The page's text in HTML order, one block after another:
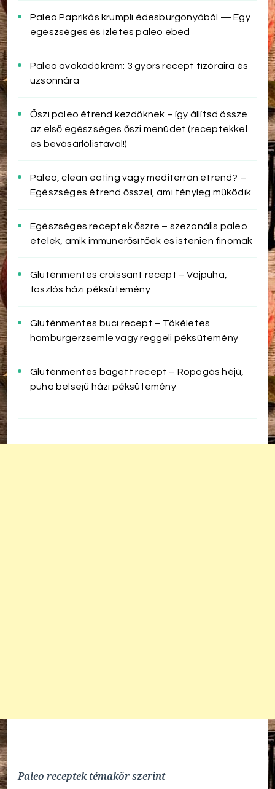
Paleo Paprikás krumpli édesburgonyából — Egy
egészséges és ízletes paleo ebéd
Paleo avokádókrém: 3 gyors recept tízóraira és
uzsonnára
Őszi paleo étrend kezdőknek – így állítsd össze
az első egészséges őszi menüdet (receptekkel
és bevásárlólistával!)
Paleo, clean eating vagy mediterrán étrend? –
Egészséges étrend ősszel, ami tényleg működik
Egészséges receptek őszre – szezonális paleo
ételek, amik immunerősítőek és istenien finomak
Gluténmentes croissant recept – Vajpuha,
foszlós házi péksütemény
Gluténmentes buci recept – Tökéletes
hamburgerzsemle vagy reggeli péksütemény
Gluténmentes bagett recept – Ropogós héjú,
puha belsejű házi péksütemény
Paleo receptek témakör szerint